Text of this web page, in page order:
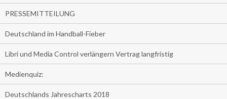
PRESSEMITTEILUNG
Deutschland im Handball-Fieber
Libri und Media Control verlängern Vertrag langfristig
Medienquiz:
Deutschlands Jahrescharts 2018